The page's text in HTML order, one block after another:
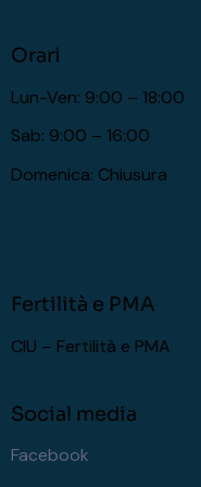
Orari
Lun-Ven: 9:00 – 18:00
Sab: 9:00 – 16:00
Domenica: Chiusura
Fertilità e PMA
CIU – Fertilità e PMA
Social media
Facebook